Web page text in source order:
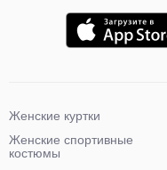
Женские куртки
Женские спортивные
костюмы